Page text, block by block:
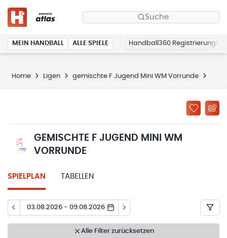
Suche
MEIN HANDBALL ALLE SPIELE Handball360 Registrierung
Home Ligen gemischte F Jugend Mini WM Vorrunde
GEMISCHTE F JUGEND MINI WM
VORRUNDE
SPIELPLAN TABELLEN
03.08.2026 - 09.08.2026
Alle Filter zurücksetzen